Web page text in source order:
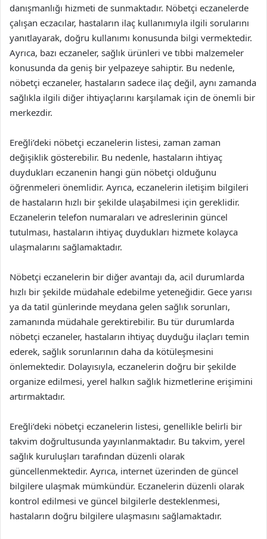
danışmanlığı hizmeti de sunmaktadır. Nöbetçi eczanelerde
çalışan eczacılar, hastaların ilaç kullanımıyla ilgili sorularını
yanıtlayarak, doğru kullanımı konusunda bilgi vermektedir.
Ayrıca, bazı eczaneler, sağlık ürünleri ve tıbbi malzemeler
konusunda da geniş bir yelpazeye sahiptir. Bu nedenle,
nöbetçi eczaneler, hastaların sadece ilaç değil, aynı zamanda
sağlıkla ilgili diğer ihtiyaçlarını karşılamak için de önemli bir
merkezdir.
Ereğli’deki nöbetçi eczanelerin listesi, zaman zaman
değişiklik gösterebilir. Bu nedenle, hastaların ihtiyaç
duydukları eczanenin hangi gün nöbetçi olduğunu
öğrenmeleri önemlidir. Ayrıca, eczanelerin iletişim bilgileri
de hastaların hızlı bir şekilde ulaşabilmesi için gereklidir.
Eczanelerin telefon numaraları ve adreslerinin güncel
tutulması, hastaların ihtiyaç duydukları hizmete kolayca
ulaşmalarını sağlamaktadır.
Nöbetçi eczanelerin bir diğer avantajı da, acil durumlarda
hızlı bir şekilde müdahale edebilme yeteneğidir. Gece yarısı
ya da tatil günlerinde meydana gelen sağlık sorunları,
zamanında müdahale gerektirebilir. Bu tür durumlarda
nöbetçi eczaneler, hastaların ihtiyaç duyduğu ilaçları temin
ederek, sağlık sorunlarının daha da kötüleşmesini
önlemektedir. Dolayısıyla, eczanelerin doğru bir şekilde
organize edilmesi, yerel halkın sağlık hizmetlerine erişimini
artırmaktadır.
Ereğli’deki nöbetçi eczanelerin listesi, genellikle belirli bir
takvim doğrultusunda yayınlanmaktadır. Bu takvim, yerel
sağlık kuruluşları tarafından düzenli olarak
güncellenmektedir. Ayrıca, internet üzerinden de güncel
bilgilere ulaşmak mümkündür. Eczanelerin düzenli olarak
kontrol edilmesi ve güncel bilgilerle desteklenmesi,
hastaların doğru bilgilere ulaşmasını sağlamaktadır.